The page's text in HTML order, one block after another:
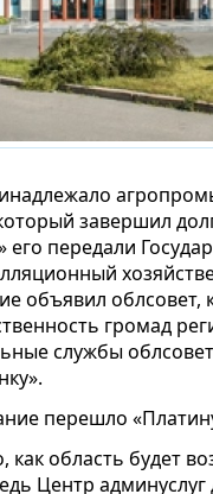
завершил
его передали
объявил
громад
службы
перешло
как область будет
Центр админуслуг